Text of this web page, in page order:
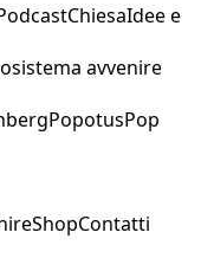
ChiesaIdee e
avvenire
PopotusPop
ShopContatti